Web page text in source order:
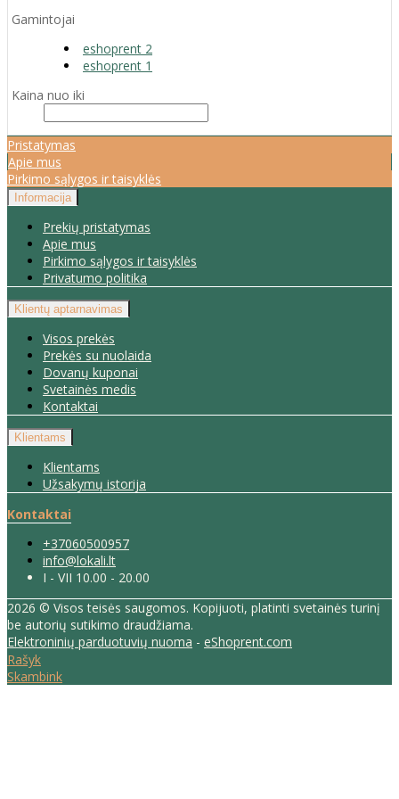
Gamintojai
eshoprent 2
eshoprent 1
Kaina nuo iki
Pristatymas
Apie mus
Pirkimo sąlygos ir taisyklės
Informacija
Prekių pristatymas
Apie mus
Pirkimo sąlygos ir taisyklės
Privatumo politika
Klientų aptarnavimas
Visos prekės
Prekės su nuolaida
Dovanų kuponai
Svetainės medis
Kontaktai
Klientams
Klientams
Užsakymų istorija
Kontaktai
+37060500957
info@lokali.lt
I - VII 10.00 - 20.00
2026 © Visos teisės saugomos. Kopijuoti, platinti svetainės turinį
be autorių sutikimo draudžiama.
Elektroninių parduotuvių nuoma - eShoprent.com
Rašyk
Skambink